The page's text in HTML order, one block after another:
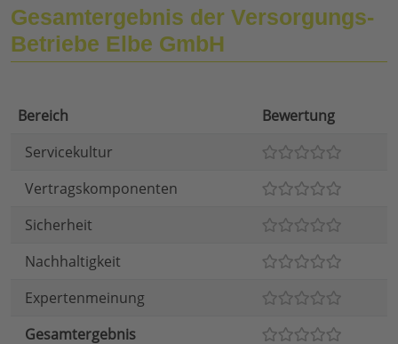
Gesamtergebnis der Versorgungs-
Betriebe Elbe GmbH
Bereich
Bewertung
Servicekultur
Vertragskomponenten
Sicherheit
Nachhaltigkeit
Expertenmeinung
Gesamtergebnis